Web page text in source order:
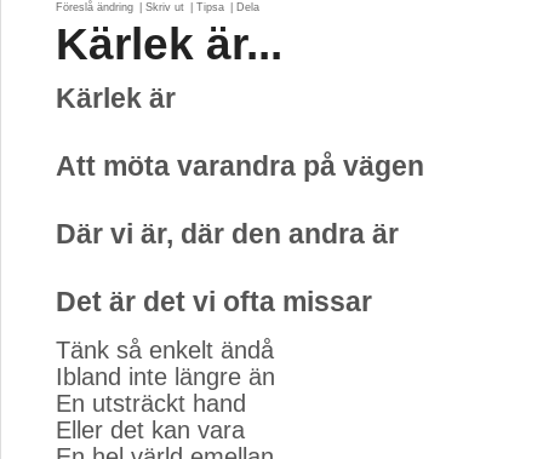
Föreslå ändring Skriv ut Tipsa Dela
Kärlek är...
Kärlek är
Att möta varandra på vägen
Där vi är, där den andra är
Det är det vi ofta missar
Tänk så enkelt ändå
Ibland inte längre än
En utsträckt hand
Eller det kan vara